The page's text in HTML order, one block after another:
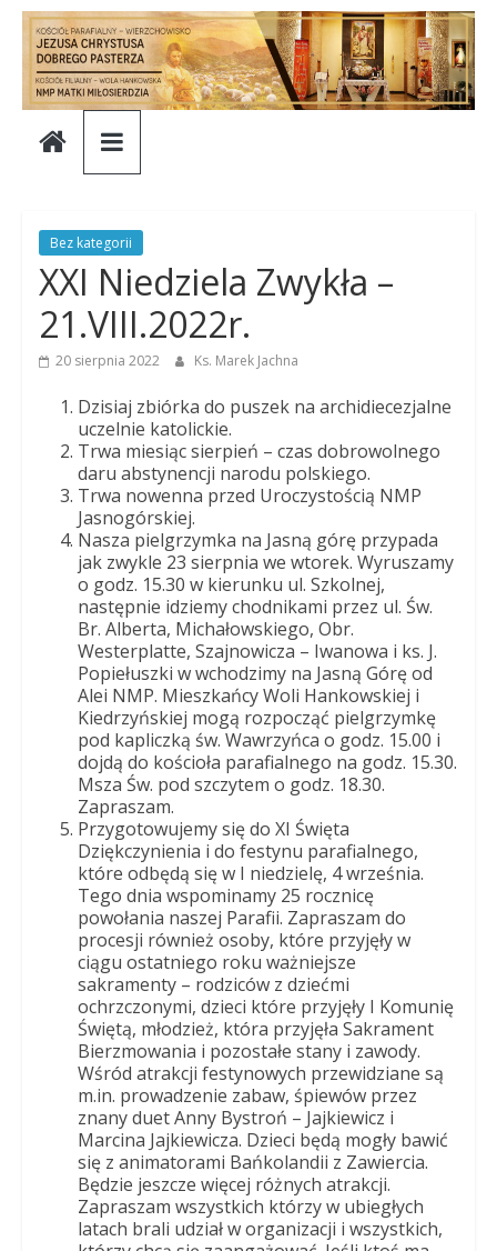
Skip
content
Parafia
Chrystusa
Dobrego
Pasterza
Parafia
Jezusa
Chrystusa
Dobrego
Pasterza
Bez kategorii
XXI Niedziela Zwykła –
21.VIII.2022r.
20 sierpnia 2022 Ks. Marek Jachna
Dzisiaj zbiórka do puszek na archidiecezjalne
uczelnie katolickie.
Trwa miesiąc sierpień – czas dobrowolnego
daru abstynencji narodu polskiego.
Trwa nowenna przed Uroczystością NMP
Jasnogórskiej.
Nasza pielgrzymka na Jasną górę przypada
jak zwykle 23 sierpnia we wtorek. Wyruszamy
o godz. 15.30 w kierunku ul. Szkolnej,
następnie idziemy chodnikami przez ul. Św.
Br. Alberta, Michałowskiego, Obr.
Westerplatte, Szajnowicza – Iwanowa i ks. J.
Popiełuszki w wchodzimy na Jasną Górę od
Alei NMP. Mieszkańcy Woli Hankowskiej i
Kiedrzyńskiej mogą rozpocząć pielgrzymkę
pod kapliczką św. Wawrzyńca o godz. 15.00 i
dojdą do kościoła parafialnego na godz. 15.30.
Msza Św. pod szczytem o godz. 18.30.
Zapraszam.
Przygotowujemy się do XI Święta
Dziękczynienia i do festynu parafialnego,
które odbędą się w I niedzielę, 4 września.
Tego dnia wspominamy 25 rocznicę
powołania naszej Parafii. Zapraszam do
procesji również osoby, które przyjęły w
ciągu ostatniego roku ważniejsze
sakramenty – rodziców z dziećmi
ochrzczonymi, dzieci które przyjęły I Komunię
Świętą, młodzież, która przyjęła Sakrament
Bierzmowania i pozostałe stany i zawody.
Wśród atrakcji festynowych przewidziane są
m.in. prowadzenie zabaw, śpiewów przez
znany duet Anny Bystroń – Jajkiewicz i
Marcina Jajkiewicza. Dzieci będą mogły bawić
się z animatorami Bańkolandii z Zawiercia.
Będzie jeszcze więcej różnych atrakcji.
Zapraszam wszystkich którzy w ubiegłych
latach brali udział w organizacji i wszystkich,